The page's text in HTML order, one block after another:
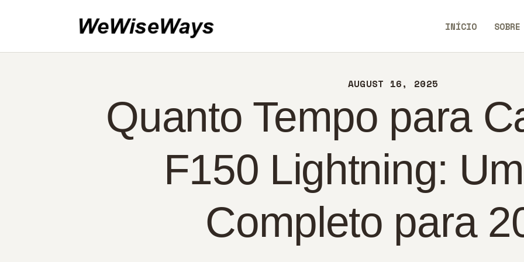
INÍCIO SOBRE
AUGUST 16, 2025
Quanto Tempo para
F150 Lightning:
Completo para
SOBRE
POLÍTICA
PORTUGUÊS